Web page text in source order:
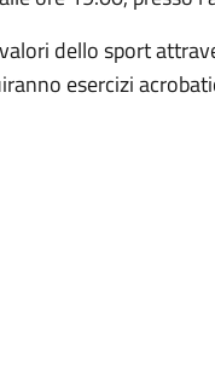
dello sport
esercizi